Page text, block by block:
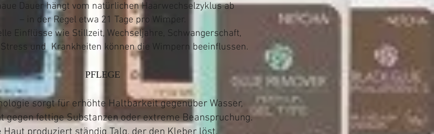
Dauer hängt vom natürlichen Haarwechselzyklus ab
– in der Regel etwa 21 Tage pro Wimper.
Einflüsse wie Stillzeit, Wechseljahre, Schwangerschaft,
und Krankheiten können die Wimpern beeinflussen.
PFLEGE
sorgt für erhöhte Haltbarkeit gegenüber Wasser,
gegen fettige Substanzen oder extreme Beanspruchung.